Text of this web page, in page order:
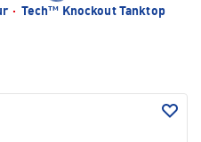
· Tech™ Knockout Tanktop